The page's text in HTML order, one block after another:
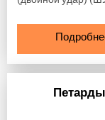
Петарды